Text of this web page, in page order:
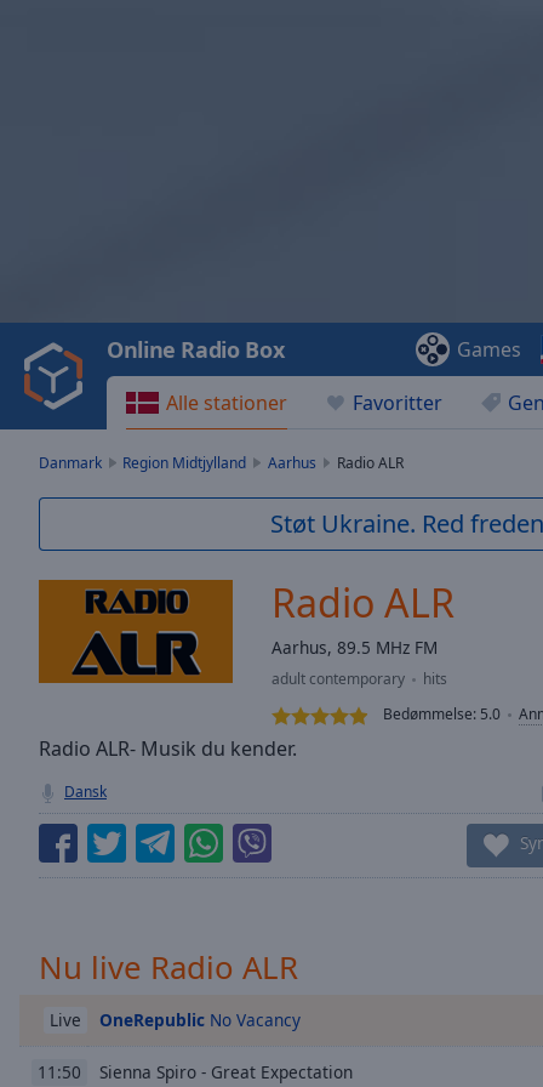
Video
Play
Backward
Skip
Current
Duration-:-
Stream
Seek to
currently
behind
LIVE
Remaining
Time-
Playback
Alle stationer Favoritter
Online Radio Box Games
Danmark Region Midtjylland Aarhus Radio ALR
Støt Ukraine. Red
Radio ALR
Aarhus, 89.5 MHz FM
adult contemporary
hits
Bedømmelse: 5.0
Radio ALR- Musik du kender.
Dansk
Nu live Radio ALR
Live OneRepublic No Vacancy
11:50 Sienna Spiro - Great Expectation